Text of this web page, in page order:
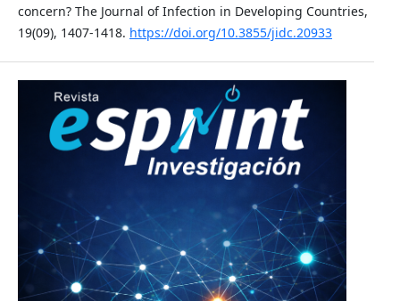
concern? The Journal of Infection in Developing Countries,
19(09), 1407-1418. https://doi.org/10.3855/jidc.20933